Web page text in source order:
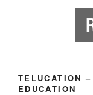
TELUCATION
EDUCATION